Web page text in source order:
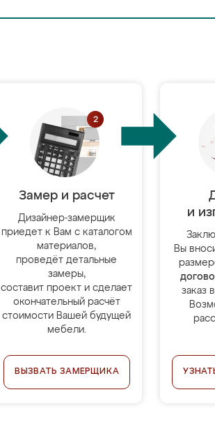
Замер и расчет
Дизайнер-замерщик
приедет к Вам с каталогом
материалов,
проведёт детальные
замеры,
составит проект и сделает
окончательный расчёт
стоимости Вашей будущей
мебели.
ВЫЗВАТЬ ЗАМЕРЩИКА
и
Вы
заказ